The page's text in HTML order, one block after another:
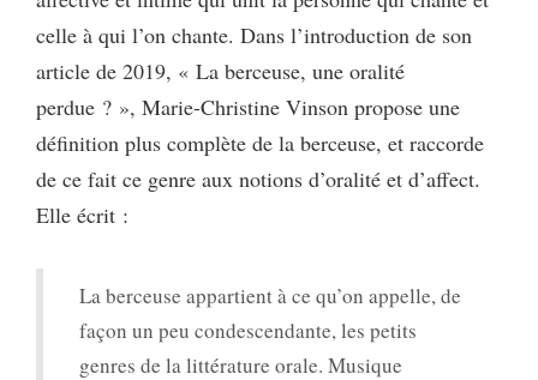
celle à qui l’on chante. Dans l’introduction de son
article de 2019, « La berceuse, une oralité
perdue ? », Marie-Christine Vinson propose une
définition plus complète de la berceuse, et raccorde
de ce fait ce genre aux notions d’oralité et d’affect.
Elle écrit :
La berceuse appartient à ce qu’on appelle, de
façon un peu condescendante, les petits
genres de la littérature orale. Musique